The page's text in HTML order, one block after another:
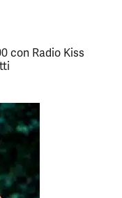
con Radio Kiss